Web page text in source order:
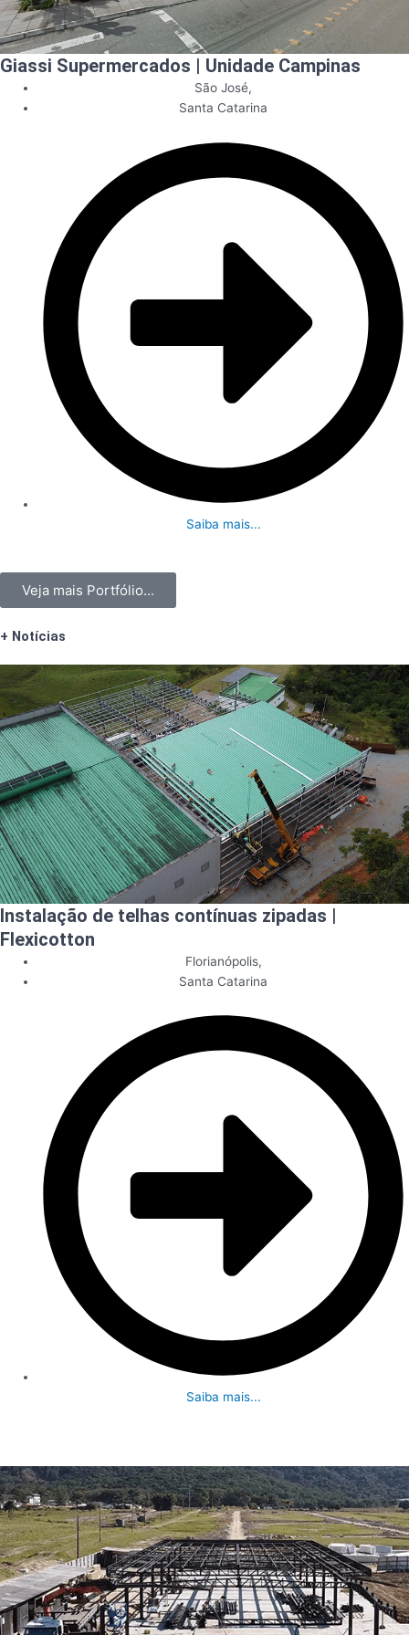
Giassi Supermercados | Unidade Campinas
São José,
Santa Catarina
Saiba mais...
Veja mais Portfólio...
+ Notícias
Instalação de telhas contínuas zipadas |
Flexicotton
Florianópolis,
Santa Catarina
Saiba mais...